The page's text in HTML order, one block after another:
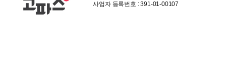
사업자 등록번호 : 391-01-00107